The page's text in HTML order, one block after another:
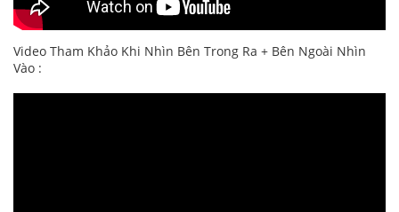
Video Tham Khảo Khi Nhìn Bên Trong Ra + Bên Ngoài Nhìn
Vào :